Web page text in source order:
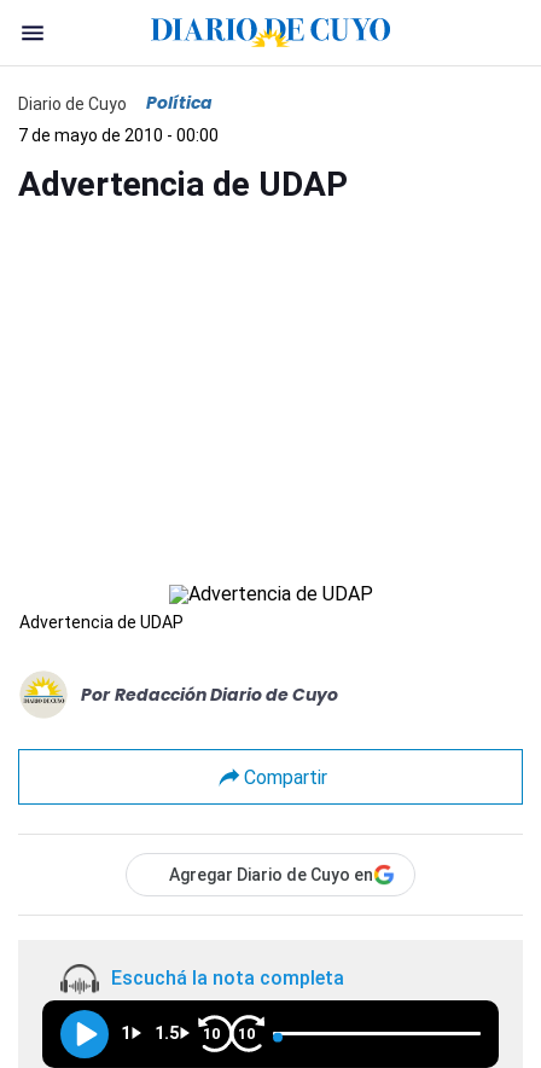
Diario de Cuyo Política
7 de mayo de 2010 - 00:00
Advertencia de UDAP
Advertencia de UDAP
Por Redacción Diario de Cuyo
Compartir
Agregar Diario de Cuyo en
Escuchá la nota completa
1 1.5 10 10